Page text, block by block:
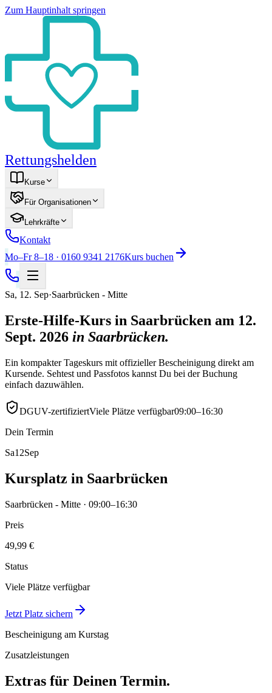
Zum Hauptinhalt springen
Rettungshelden
Kurse
Für Organisationen
Lehrkräfte
Kontakt
Mo–Fr 8–18 · 0160 9341 2176Kurs buchen
Sa, 12. Sep·Saarbrücken - Mitte
Erste-Hilfe-Kurs in Saarbrücken am 12.
Sept. 2026 in Saarbrücken.
Ein kompakter Tageskurs mit offizieller Bescheinigung direkt am
Kursende. Sehtest und Passfotos kannst Du bei der Buchung
einfach dazuwählen.
DGUV-zertifiziertViele Plätze verfügbar09:00–16:30
Dein Termin
Sa12Sep
Kursplatz in Saarbrücken
Saarbrücken - Mitte · 09:00–16:30
Preis
49,99 €
Status
Viele Plätze verfügbar
Jetzt Platz sichern
Bescheinigung am Kurstag
Zusatzleistungen
Extras für Deinen Termin.